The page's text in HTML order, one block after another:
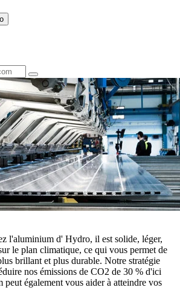
l'aluminium d' Hydro, il est solide, léger,
le plan climatique, ce qui vous permet de
brillant et plus durable. Notre stratégie
nos émissions de CO2 de 30 % d'ici
également vous aider à atteindre vos